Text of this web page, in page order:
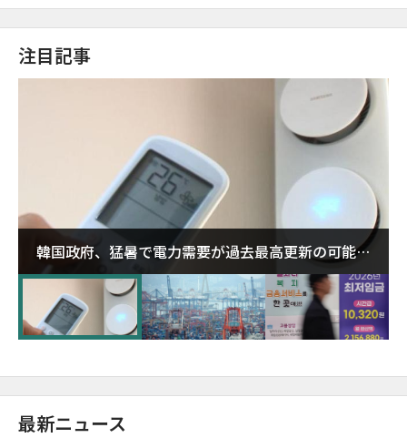
注目記事
韓国政府、猛暑で電力需要が過去最高更新の可能性
に需給対応体制を点検
最新ニュース